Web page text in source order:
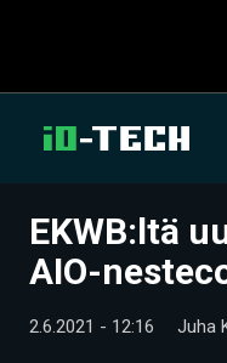
UUTISET
EKWB:ltä
AIO-
2.6.2021 - 12:16 Juha